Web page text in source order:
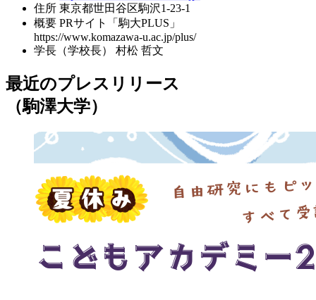
住所 東京都世田谷区駒沢1-23-1
概要 PRサイト「駒大PLUS」
https://www.komazawa-u.ac.jp/plus/
学長（学校長）
村松 哲文
最近のプレスリリース
（駒澤大学）